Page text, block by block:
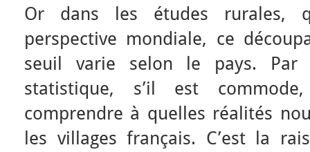
Or dans les études rurales,
perspective mondiale, ce
seuil varie selon le pays. Par
statistique, s’il est
comprendre à quelles réalités
les villages français. C’est la